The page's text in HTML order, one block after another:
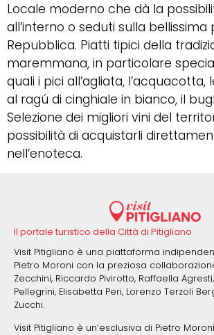
Locale moderno che dà la
all’interno o seduti sulla bellissima
Repubblica. Piatti tipici della
maremmana, in particolare
quali i pici all’agliata,
al ragú di cinghiale in bianco, il
Selezione dei migliori vini del
possibilità di acquistarli
nell’enoteca.
Il portale turistico della Città di Pitigliano
Visit Pitigliano è una piattaforma
Pietro Moroni con la preziosa
Zecchini, Riccardo Pivirotto, Raffaella
Pellegrini, Elisabetta Peri, Lorenzo Terzoli
Zucchi.
Visit Pitigliano è un’esclusiva di Pietro